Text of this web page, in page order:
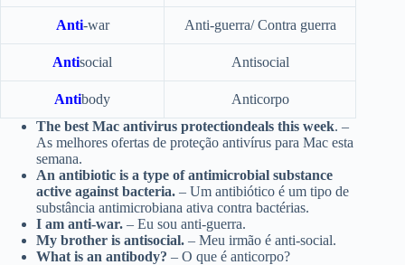
Anti-war Anti-guerra/ Contra guerra
Antisocial Antisocial
Antibody
Anticorpo
The best Mac antivirus protectiondeals this week. –
As melhores ofertas de proteção antivírus para Mac esta
semana.
An antibiotic is a type of antimicrobial substance
active against bacteria. – Um antibiótico é um tipo de
substância antimicrobiana ativa contra bactérias.
I am anti-war. – Eu sou anti-guerra.
My brother is antisocial. – Meu irmão é anti-social.
What is an antibody? – O que é anticorpo?